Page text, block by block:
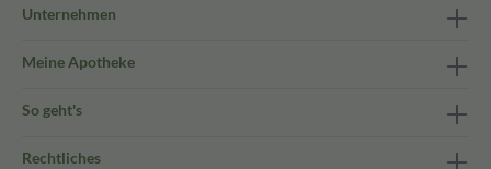
Unternehmen
Meine Apotheke
So geht's
Rechtliches